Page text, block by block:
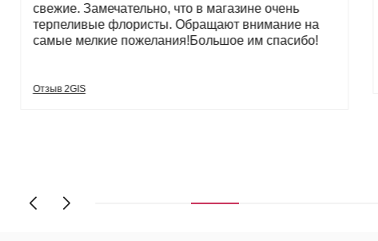
свежие. Замечательно, что в магазине очень
терпеливые флористы. Обращают внимание на
самые мелкие пожелания!Большое им спасибо!
Отзыв 2GIS